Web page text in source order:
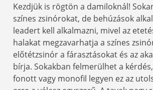
Kezdjük is rögtön a damiloknál!
színes zsinórokat, de behúzások
leadert kell alkalmazni, mivel az
halakat megzavarhatja a színes
előtétzsinór a fárasztásokat és az
bírja. Sokakban felmerülhet a
fonott vagy monofil legyen ez az